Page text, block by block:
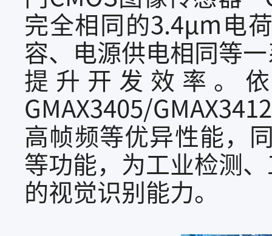
完全相同的3.4μm电
容、电源供电相同等
提升开发效率。
GMAX3405/
高帧频等优异性能，
等功能，为工业检测
的视觉识别能力。